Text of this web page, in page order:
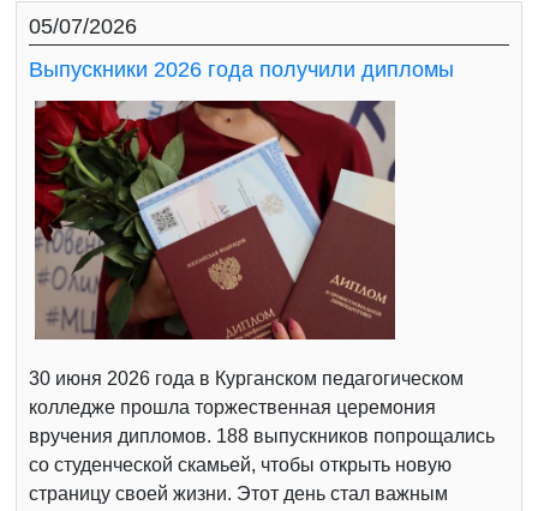
05/07/2026
Выпускники 2026 года получили дипломы
30 июня 2026 года в Курганском педагогическом
колледже прошла торжественная церемония
вручения дипломов. 188 выпускников попрощались
со студенческой скамьей, чтобы открыть новую
страницу своей жизни. Этот день стал важным